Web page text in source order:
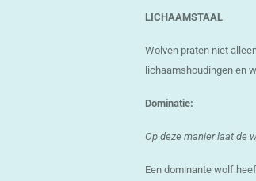
LICHAAMSTAAL
Wolven praten niet
lichaamshoudingen en
Dominatie:
Op deze manier laat de
Een dominante wolf